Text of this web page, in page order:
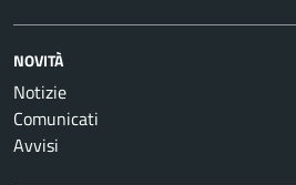
NOVITÀ
Notizie
Comunicati
Avvisi